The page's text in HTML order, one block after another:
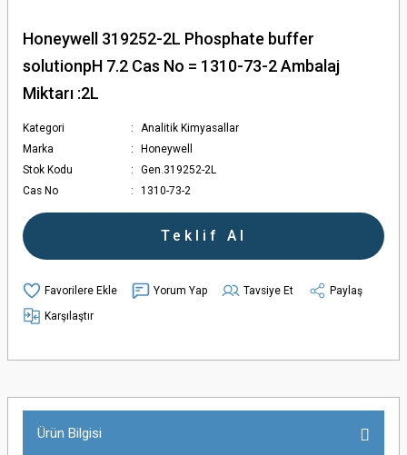
Honeywell 319252-2L Phosphate buffer
solutionpH 7.2 Cas No = 1310-73-2 Ambalaj
Miktarı :2L
Kategori
Analitik Kimyasallar
Marka
Honeywell
Stok Kodu
Gen.319252-2L
Cas No
1310-73-2
Teklif Al
Yorum Yap Tavsiye Et
Paylaş
Karşılaştır
Ürün Bilgisi